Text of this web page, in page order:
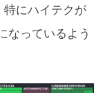
にハイテクが
なっているよう